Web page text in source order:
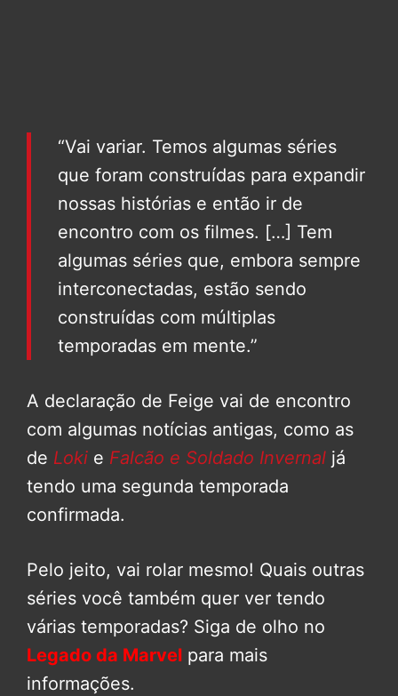
“Vai variar. Temos algumas séries
que foram construídas para expandir
nossas histórias e então ir de
encontro com os filmes. […] Tem
algumas séries que, embora sempre
interconectadas, estão sendo
construídas com múltiplas
temporadas em mente.”
A declaração de Feige vai de encontro
com algumas notícias antigas, como as
de Loki e Falcão e Soldado Invernal já
tendo uma segunda temporada
confirmada.
Pelo jeito, vai rolar mesmo! Quais outras
séries você também quer ver tendo
várias temporadas? Siga de olho no
Legado da Marvel para mais
informações.